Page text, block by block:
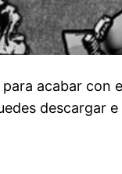
acabar con
descargar